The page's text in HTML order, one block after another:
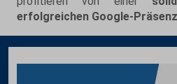
erfolgreichen Google-Präsenz